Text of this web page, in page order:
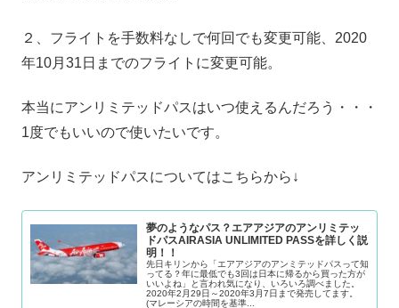
２、フライトを手数料なしで何回でも変更可能、2020
年10月31日までのフライトに変更可能。
本当にアンリミテッドパスはいつ使えるんだろう・・・
1度でもいいので使いたいです。
アンリミテッドパスについてはこちらから↓
夢のようなパス？エアアジアのアンリミテッ
ドパスAIRASIA UNLIMITED PASSを詳しく説
明！！
先日キリンから「エアアジアのアンミテッドパスって知
ってる？年に最低でも3回は日本に帰るから買った方が
いいよね」と言われ気になり、いろいろ調べました。
2020年2月29日～2020年3月7日まで発売してます。
(マレーシアの時間を基準...